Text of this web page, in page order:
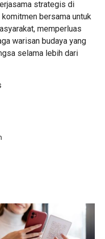
strategis di
bersama untuk
memperluas
warisan budaya yang
selama lebih dari